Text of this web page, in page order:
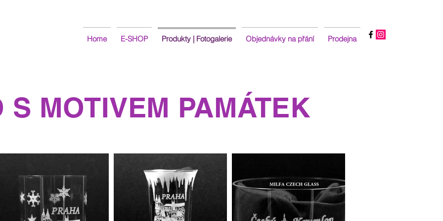
Home E-SHOP Produkty | Fotogalerie Objednávky na přání Prodejna
S MOTIVEM PAMÁTEK